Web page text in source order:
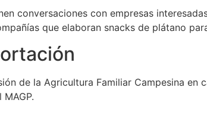
conversaciones con empresas
que elaboran snacks de plátano
de la Agricultura Familiar Campesina en